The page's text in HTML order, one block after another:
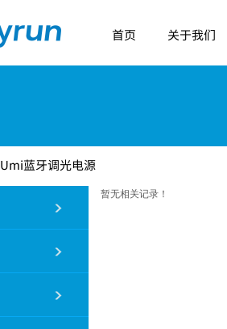
首页 关于我们
Umi蓝牙调光电源
暂无相关记录！